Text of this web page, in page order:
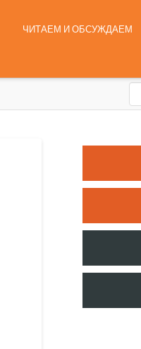
ЧИТАЕМ И ОБСУЖДАЕМ